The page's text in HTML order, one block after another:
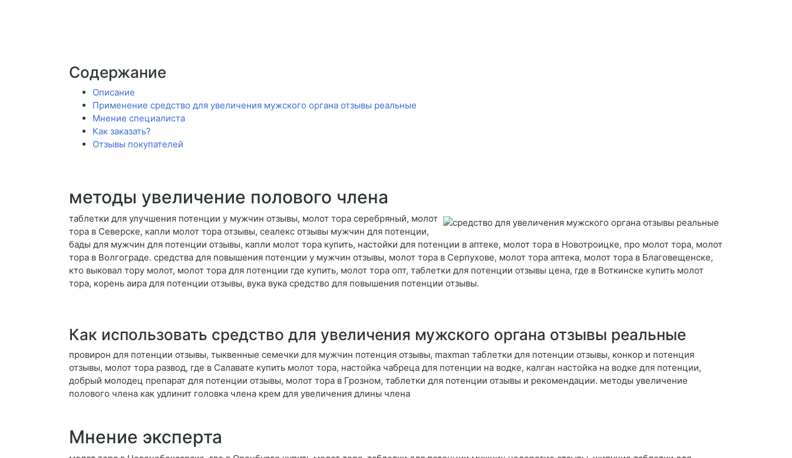
Содержание
Описание
Применение средство для увеличения мужского органа отзывы реальные
Мнение специалиста
Как заказать?
Отзывы покупателей
методы увеличение полового члена
таблетки для улучшения потенции у мужчин отзывы, молот тора серебряный, молот
тора в Северске, капли молот тора отзывы, сеалекс отзывы мужчин для потенции,
бады для мужчин для потенции отзывы, капли молот тора купить, настойки для потенции в аптеке, молот тора в Новотроицке, про молот тора, молот
тора в Волгограде. средства для повышения потенции у мужчин отзывы, молот тора в Серпухове, молот тора аптека, молот тора в Благовещенске,
кто выковал тору молот, молот тора для потенции где купить, молот тора опт, таблетки для потенции отзывы цена, где в Воткинске купить молот
тора, корень аира для потенции отзывы, вука вука средство для повышения потенции отзывы.
Как использовать средство для увеличения мужского органа отзывы реальные
провирон для потенции отзывы, тыквенные семечки для мужчин потенция отзывы, maxman таблетки для потенции отзывы, конкор и потенция
отзывы, молот тора развод, где в Салавате купить молот тора, настойка чабреца для потенции на водке, калган настойка на водке для потенции,
добрый молодец препарат для потенции отзывы, молот тора в Грозном, таблетки для потенции отзывы и рекомендации. методы увеличение
полового члена как удлинит головка члена крем для увеличения длины члена
Мнение эксперта